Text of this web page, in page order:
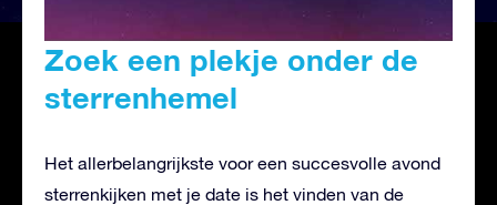
Zoek een plekje onder de
sterrenhemel
Het allerbelangrijkste voor een succesvolle avond
sterrenkijken met je date is het vinden van de